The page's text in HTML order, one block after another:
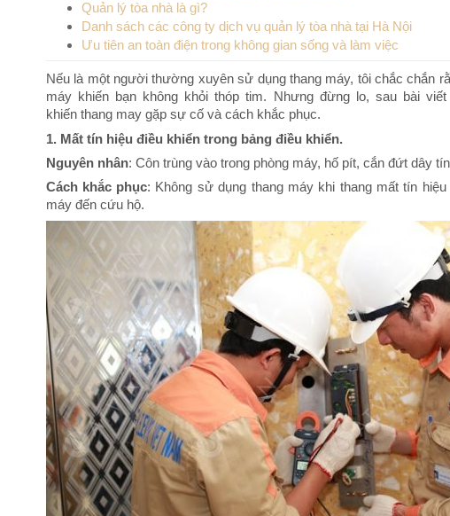
Quản lý tòa nhà là gì?
Danh sách các công ty dịch vụ quản lý tòa nhà tại Hà Nội
Ưu tiên an toàn điện trong không gian sống và làm việc
Nếu là một người thường xuyên sử dụng thang máy, tôi chắc chắn
máy khiến bạn không khỏi thóp tim. Nhưng đừng lo, sau bài
khiến thang may gặp sự cố và cách khắc phục.
1. Mất tín hiệu điều khiển trong bảng điều khiển.
Nguyên nhân: Côn trùng vào trong phòng máy, hố pít, cắn đứt dây
Cách khắc phục: Không sử dụng thang máy khi thang mất tín
máy đến cứu hộ.